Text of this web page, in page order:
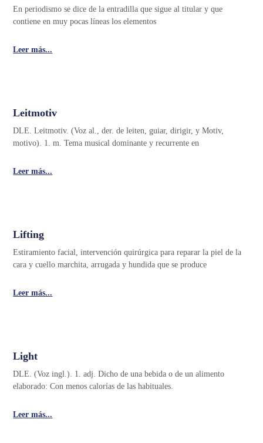
En periodismo se dice de la entradilla que sigue al titular y que
contiene en muy pocas líneas los elementos
Leer más...
Leitmotiv
DLE. Leitmotiv. (Voz al., der. de leiten, guiar, dirigir, y Motiv,
motivo). 1. m. Tema musical dominante y recurrente en
Leer más...
Lifting
Estiramiento facial, intervención quirúrgica para reparar la piel de la
cara y cuello marchita, arrugada y hundida que se produce
Leer más...
Light
DLE. (Voz ingl.). 1. adj. Dicho de una bebida o de un alimento
elaborado: Con menos calorías de las habituales.
Leer más...